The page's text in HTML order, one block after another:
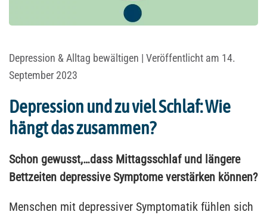
Depression & Alltag bewältigen | Veröffentlicht am 14.
September 2023
Depression und zu viel Schlaf: Wie
hängt das zusammen?
Schon gewusst,…dass Mittagsschlaf und längere
Bettzeiten depressive Symptome verstärken können?
Menschen mit depressiver Symptomatik fühlen sich